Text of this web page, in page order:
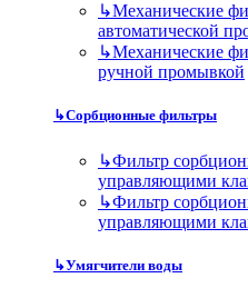
↳Механические
автоматической
↳Механические
ручной промывкой
↳Сорбционные фильтры
↳Фильтр
управляющими
↳Фильтр
управляющими
↳Умягчители воды